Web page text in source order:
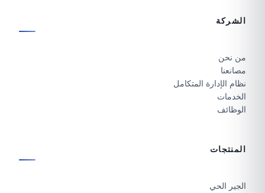
الشركة
من نحن
مصانعنا
نظام الإدارة المتكامل
الخدمات
الوظائف
المنتجات
الجير الحي